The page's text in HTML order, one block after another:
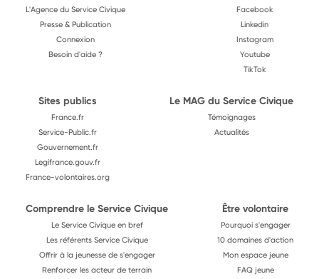
L'Agence du Service Civique
Presse & Publication
Connexion
Besoin d'aide ?
Facebook
Linkedin
Instagram
Youtube
TikTok
Sites publics
France.fr
Service-Public.fr
Gouvernement.fr
Legifrance.gouv.fr
France-volontaires.org
Le MAG du Service Civique
Témoignages
Actualités
Comprendre le Service Civique
Le Service Civique en bref
Les référents Service Civique
Offrir à la jeunesse de s'engager
Renforcer les acteur de terrain
Être volontaire
Pourquoi s'engager
10 domaines d'action
Mon espace jeune
FAQ jeune